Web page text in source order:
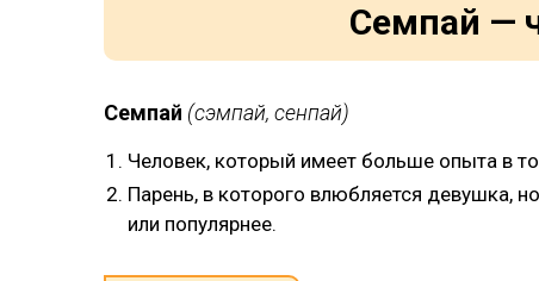
Семпай —
Семпай (сэмпай, сенпай)
Человек, который имеет больше опыта в
Парень, в которого влюбляется девушка,
или популярнее.